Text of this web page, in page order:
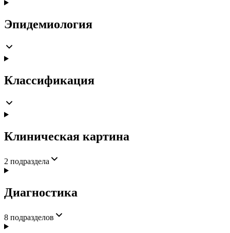
Эпидемиология
Классификация
Клиническая картина
2 подраздела
Диагностика
8 подразделов